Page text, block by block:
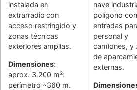
instalada en
extrarradio con
acceso restringido y
zonas técnicas
exteriores amplias.
Dimensiones:
aprox. 3.200 m²:
perímetro ~360 m.
nave
polígono con
entradas
personal y
camiones, y
de
externas.